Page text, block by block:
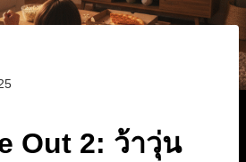
Out 2: ว้าวุ่น